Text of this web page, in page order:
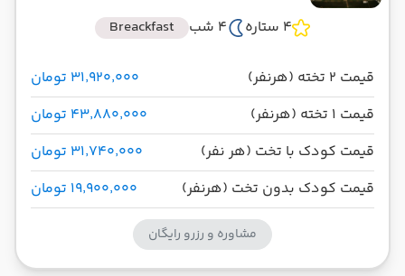
4 ستاره
4 شب Breackfast
قیمت 2 تخته (هرنفر)
۳۱٬۹۲۰٬۰۰۰ تومان
قیمت 1 تخته (هرنفر)
۴۳٬۸۸۰٬۰۰۰ تومان
قیمت کودک با تخت (هر نفر)
۳۱٬۷۴۰٬۰۰۰ تومان
قیمت کودک بدون تخت (هرنفر)
۱۹٬۹۰۰٬۰۰۰ تومان
مشاوره و رزرو رایگان